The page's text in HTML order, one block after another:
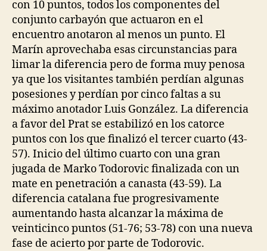
con 10 puntos, todos los componentes del
conjunto carbayón que actuaron en el
encuentro anotaron al menos un punto. El
Marín aprovechaba esas circunstancias para
limar la diferencia pero de forma muy penosa
ya que los visitantes también perdían algunas
posesiones y perdían por cinco faltas a su
máximo anotador Luis González. La diferencia
a favor del Prat se estabilizó en los catorce
puntos con los que finalizó el tercer cuarto (43-
57). Inicio del último cuarto con una gran
jugada de Marko Todorovic finalizada con un
mate en penetración a canasta (43-59). La
diferencia catalana fue progresivamente
aumentando hasta alcanzar la máxima de
veinticinco puntos (51-76; 53-78) con una nueva
fase de acierto por parte de Todorovic.